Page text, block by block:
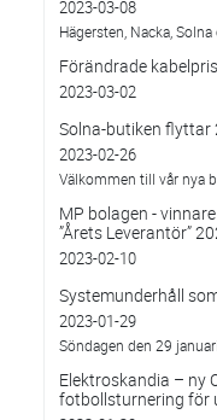
2023-03-08
Hägersten, Nacka,
Förändrade
2023-03-02
Solna-butiken flyttar
2023-02-26
Välkommen till vår nya
MP bolagen -
”Årets Leverantör”
2023-02-10
Systemunderhåll
2023-01-29
Söndagen den 29
Elektroskandia – ny
fotbollsturnering för